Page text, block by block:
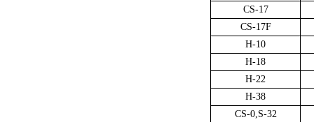
CS-17
CS-17F
H-10
H-18
H-22
H-38
CS-0,S-32